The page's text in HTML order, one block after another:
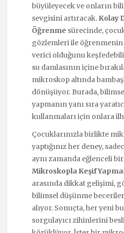
büyüleyecek ve onların
sevgisini artıracak. Kolay
Öğrenme sürecinde,
gözlemleri ile öğrenmenin
verici olduğunu
su damlasının içine
mikroskop altında
dönüşüyor. Burada,
yapmanın yanı sıra
kullanmaları için onlara
Çocuklarınızla birlikte
yaptığınız her deney,
aynı zamanda eğlenceli
Mikroskopla Keşif
arasında dikkat gelişimi,
bilimsel düşünme
alıyor. Sonuçta, her yeni
sorgulayıcı zihinlerini